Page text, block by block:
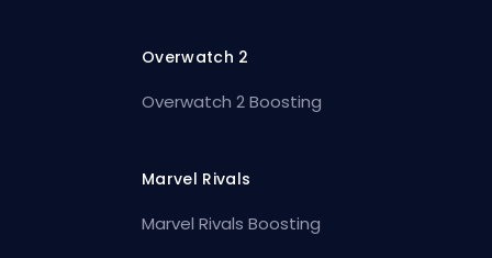
Overwatch 2
Overwatch 2 Boosting
Marvel Rivals
Marvel Rivals Boosting